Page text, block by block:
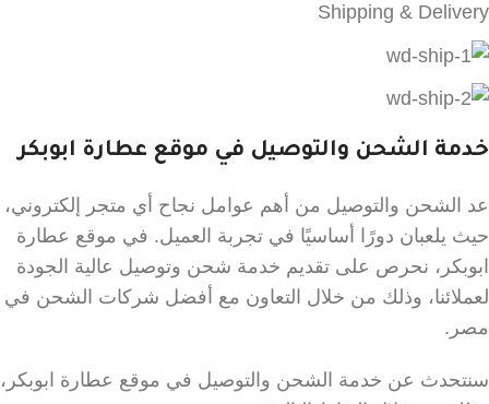
Shipping & Delivery
خدمة الشحن والتوصيل في موقع عطارة ابوبكر
عد الشحن والتوصيل من أهم عوامل نجاح أي متجر إلكتروني،
حيث يلعبان دورًا أساسيًا في تجربة العميل. في موقع عطارة
ابوبكر، نحرص على تقديم خدمة شحن وتوصيل عالية الجودة
لعملائنا، وذلك من خلال التعاون مع أفضل شركات الشحن في
مصر.
سنتحدث عن خدمة الشحن والتوصيل في موقع عطارة ابوبكر،